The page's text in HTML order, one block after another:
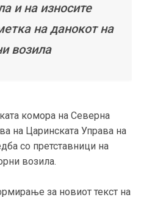
и на износите
на данокот на
возила
комора на Северна
на Царинската Управа на
со претставници на
возила.
за новиот текст на